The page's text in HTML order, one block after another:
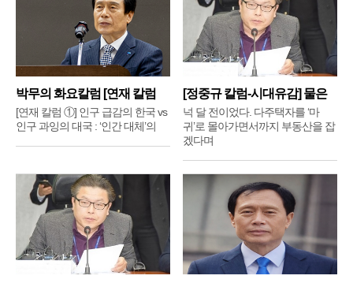
박무의 화요칼럼 [연재 칼럼
①]
[연재 칼럼 ①] 인구 급감의 한국 vs
인구 과잉의 대국 : ‘인간 대체’의
[정중규 칼럼-시대유감] 물은
배
넉 달 전이었다. 다주택자를 ‘마
귀’로 몰아가면서까지 부동산을 잡
겠다며